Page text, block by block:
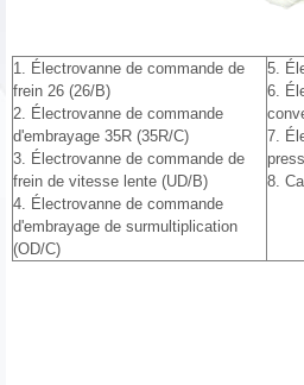
1. Électrovanne de commande de
frein 26 (26/B)
2. Électrovanne de commande
d'embrayage 35R (35R/C)
3. Électrovanne de commande de
frein de vitesse lente (UD/B)
4. Électrovanne de commande
d'embrayage de surmultiplication
(OD/C)
5.
6.
7.
8.